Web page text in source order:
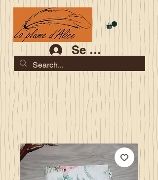
Se connecter
Les commandes jusqu'au 2 août sont garanties pour la
rentrée
Je serai en congés du 10 au 23 août